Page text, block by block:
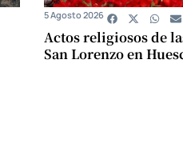
Actos religiosos de
San Lorenzo en
5 Agosto 2026